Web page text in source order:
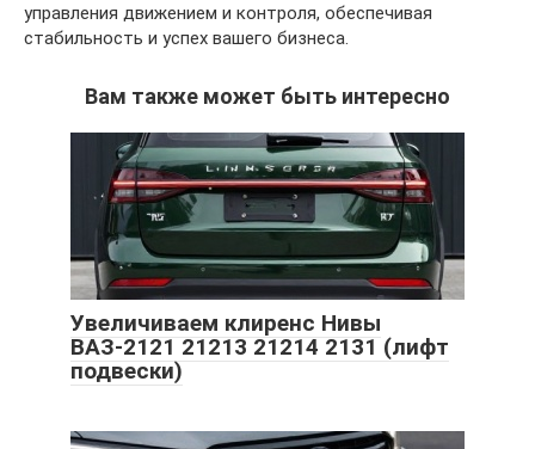
управления движением и контроля, обеспечивая
стабильность и успех вашего бизнеса.
Вам также может быть интересно
Увеличиваем клиренс Нивы
ВАЗ-2121 21213 21214 2131 (лифт
подвески)